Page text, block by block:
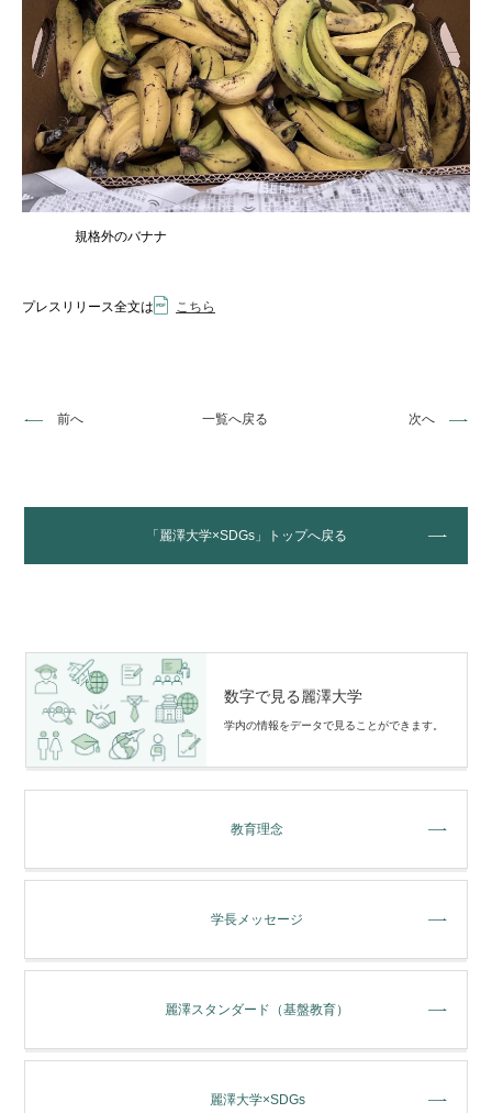
規格外のバナナ
プレスリリース全文は こちら
前へ 一覧へ戻る 次へ
「麗澤大学×SDGs」トップへ戻る
数字で見る麗澤大学
学内の情報をデータで⾒ることができます。
教育理念
学長メッセージ
麗澤スタンダード（基盤教育）
麗澤大学×SDGs